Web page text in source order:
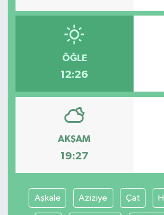
ÖĞLE
12:26
AKŞAM
19:27
Aşkale Aziziye Çat